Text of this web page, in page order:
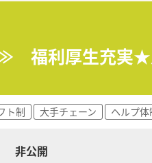
ど幅広く展開しており、安
有給休暇を1時間単位で取
育児をしながら働く薬剤
に応じて全国やエリアなど
から90分圏内の店舗への
間やご自身の趣味の時間
福利厚生充実
ト制 大手チェーン ヘルプ
非公開